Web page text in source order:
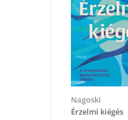
Nagoski
​Érzelmi kiégés